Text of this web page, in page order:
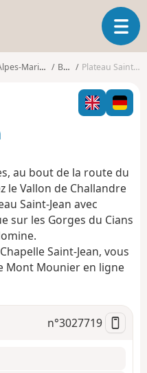
O
u
v
i
r
l
v
i
a
i
o
Maritimes Beuil Plateau Saint-Jean
au bout de la route du
le Vallon de Challandre
Saint-Jean avec
sur les Gorges du Cians
Saint-Jean, vous
Mont Mounier en ligne
n°3027719